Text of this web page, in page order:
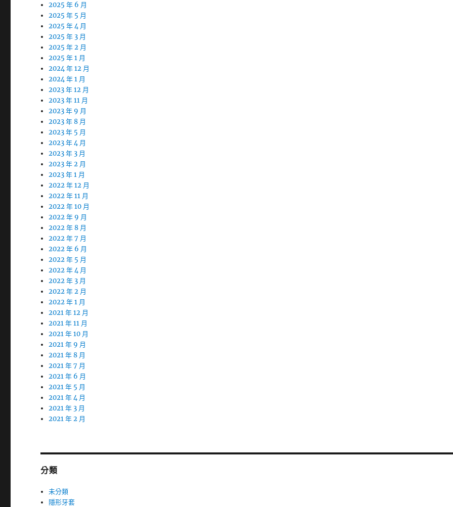
2025 年 6 月
2025 年 5 月
2025 年 4 月
2025 年 3 月
2025 年 2 月
2025 年 1 月
2024 年 12 月
2024 年 1 月
2023 年 12 月
2023 年 11 月
2023 年 9 月
2023 年 8 月
2023 年 5 月
2023 年 4 月
2023 年 3 月
2023 年 2 月
2023 年 1 月
2022 年 12 月
2022 年 11 月
2022 年 10 月
2022 年 9 月
2022 年 8 月
2022 年 7 月
2022 年 6 月
2022 年 5 月
2022 年 4 月
2022 年 3 月
2022 年 2 月
2022 年 1 月
2021 年 12 月
2021 年 11 月
2021 年 10 月
2021 年 9 月
2021 年 8 月
2021 年 7 月
2021 年 6 月
2021 年 5 月
2021 年 4 月
2021 年 3 月
2021 年 2 月
分類
未分類
隱形牙套